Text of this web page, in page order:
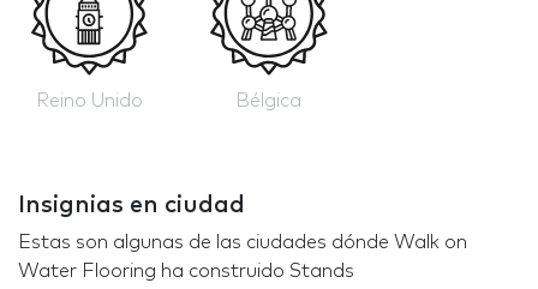
Reino Unido Bélgica
Insignias en ciudad
Estas son algunas de las ciudades dónde Walk on
Water Flooring ha construido Stands